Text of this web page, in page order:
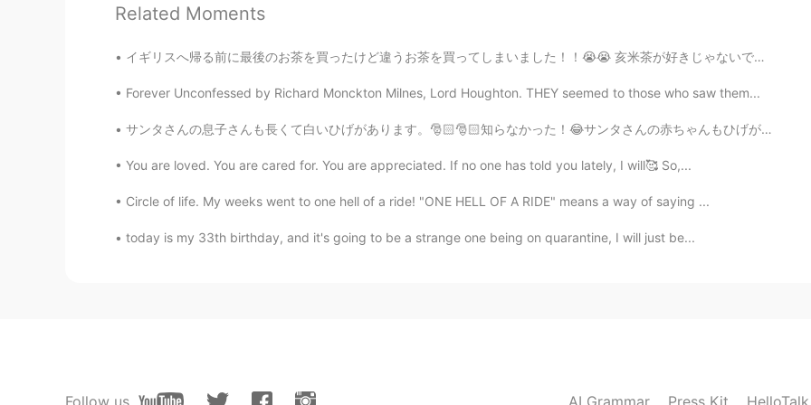
yuri
2020.10.07 13:28
@yuri バラバラさんって呼ばれているのと顔が似ている！
JP EN
@yuri 恋する乙女のドキンちゃんは可愛いですよねσ(´｡✪ਊ✪｡)و💖🍞✨
Related Moments
イギリスへ帰る前に最後のお茶を買ったけど違うお茶を買ってしまいました！！😭😭 亥米茶が好きじゃないです😳 もったいないので少しずっつ別に離れました 20分かかりましたよ！😱 でも、今、飲...
Forever Unconfessed by Richard Monckton Milnes, Lord Houghton. THEY seemed to those who saw them...
サンタさんの息子さんも長くて白いひげがあります。🎅🏻🎅🏻知らなかった！😂サンタさんの赤ちゃんもひげがあるのかな〜👶🎄 Santa’s son has a long white beard. I...
You are loved. You are cared for. You are appreciated. If no one has told you lately, I will🥰 So,...
Circle of life. My weeks went to one hell of a ride! "ONE HELL OF A RIDE" means a way of saying ...
today is my 33th birthday, and it's going to be a strange one being on quarantine, I will just be...
Follow us AI Grammar Press Kit